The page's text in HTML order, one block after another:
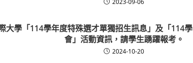
大學「114學年度特殊選才單獨招生訊息」及「114
會」活動資訊，請學生踴躍報考。
2024-10-20